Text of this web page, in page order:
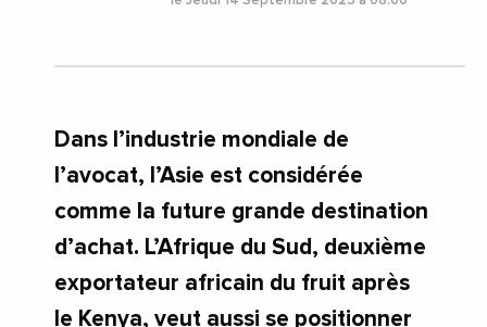
Dans l’industrie mondiale de
l’avocat, l’Asie est considérée
comme la future grande destination
d’achat. L’Afrique du Sud, deuxième
exportateur africain du fruit après
le Kenya, veut aussi se positionner